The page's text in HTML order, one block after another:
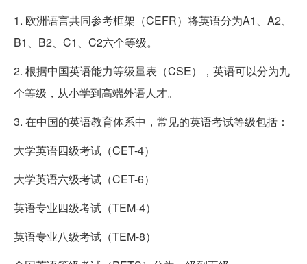
1. 欧洲语言共同参考框架（CEFR）将英语分为A1、A2、
B1、B2、C1、C2六个等级。
2. 根据中国英语能力等级量表（CSE），英语可以分为九
个等级，从小学到高端外语人才。
3. 在中国的英语教育体系中，常见的英语考试等级包括：
大学英语四级考试（CET-4）
大学英语六级考试（CET-6）
英语专业四级考试（TEM-4）
英语专业八级考试（TEM-8）